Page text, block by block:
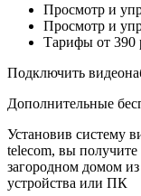
Просмотр и
Просмотр и
Тарифы от 390
Подключить
Дополнительные
Установив систему
telecom, вы
загородном домом
устройства или ПК